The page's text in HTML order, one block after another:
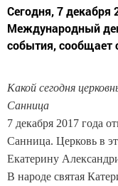
Сегодня, 7 декабря
Международный
события, сообщает
Какой сегодня
Санница
7 декабря 2017 года
Санница. Церковь в
Екатерину
В народе святая